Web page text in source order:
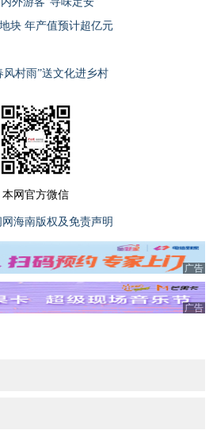
块 年产值预计超亿元
村雨”送文化进乡村
本网官方微信
海南版权及免责声明
广告
广告